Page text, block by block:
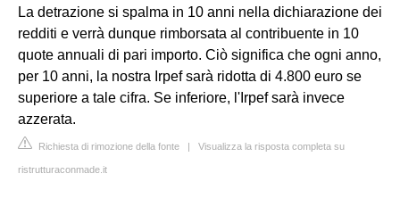
La detrazione si spalma in 10 anni nella dichiarazione dei
redditi e verrà dunque rimborsata al contribuente in 10
quote annuali di pari importo. Ciò significa che ogni anno,
per 10 anni, la nostra Irpef sarà ridotta di 4.800 euro se
superiore a tale cifra. Se inferiore, l'Irpef sarà invece
azzerata.
Richiesta di rimozione della fonte | Visualizza la risposta completa su
ristrutturaconmade.it